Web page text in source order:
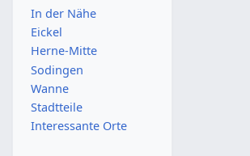
In der Nähe
Eickel
Herne-Mitte
Sodingen
Wanne
Stadtteile
Interessante Orte